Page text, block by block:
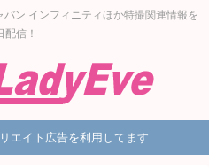
ン インフィニティほか特撮関連情報を
配信！
エイト広告を利用してます